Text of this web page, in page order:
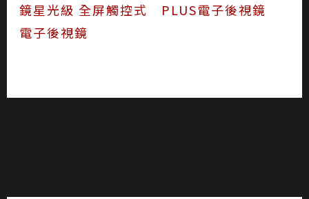
鏡星光級 全屏觸控式
電子後視鏡
PLUS電子後視鏡